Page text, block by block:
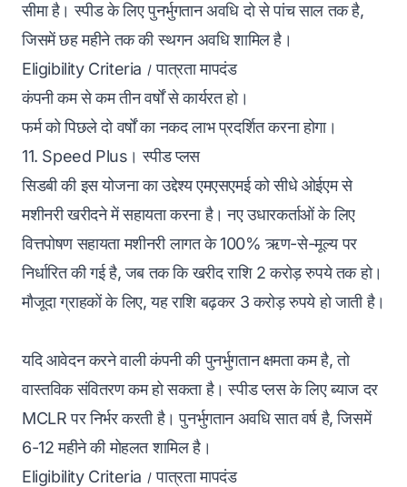
सीमा है। स्पीड के लिए पुनर्भुगतान अवधि दो से पांच साल तक है,
जिसमें छह महीने तक की स्थगन अवधि शामिल है।
Eligibility Criteria।पात्रता मापदंड
कंपनी कम से कम तीन वर्षों से कार्यरत हो।
फर्म को पिछले दो वर्षों का नकद लाभ प्रदर्शित करना होगा।
11. Speed Plus। स्पीड प्लस
सिडबी की इस योजना का उद्देश्य एमएसएमई को सीधे ओईएम से
मशीनरी खरीदने में सहायता करना है। नए उधारकर्ताओं के लिए
वित्तपोषण सहायता मशीनरी लागत के 100% ऋण-से-मूल्य पर
निर्धारित की गई है, जब तक कि खरीद राशि 2 करोड़ रुपये तक हो।
मौजूदा ग्राहकों के लिए, यह राशि बढ़कर 3 करोड़ रुपये हो जाती है।
यदि आवेदन करने वाली कंपनी की पुनर्भुगतान क्षमता कम है, तो
वास्तविक संवितरण कम हो सकता है। स्पीड प्लस के लिए ब्याज दर
MCLR पर निर्भर करती है। पुनर्भुगतान अवधि सात वर्ष है, जिसमें
6-12 महीने की मोहलत शामिल है।
Eligibility Criteria।पात्रता मापदंड